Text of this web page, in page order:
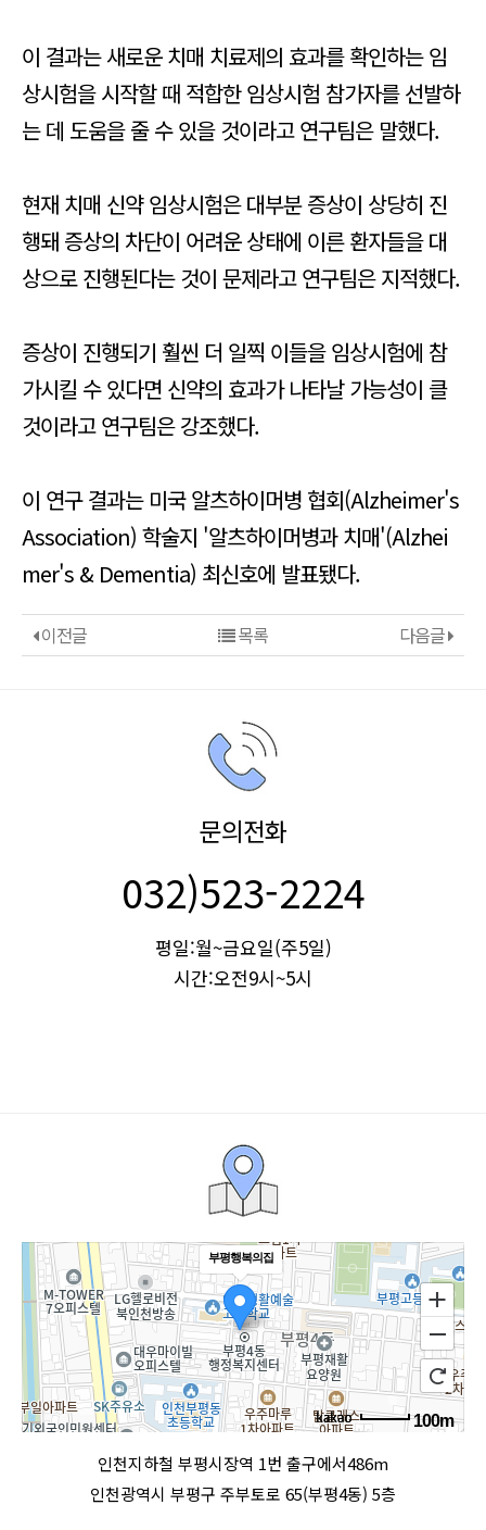
이 결과는 새로운 치매 치료제의 효과를 확인하는 임
상시험을 시작할 때 적합한 임상시험 참가자를 선발하
는 데 도움을 줄 수 있을 것이라고 연구팀은 말했다.
현재 치매 신약 임상시험은 대부분 증상이 상당히 진
행돼 증상의 차단이 어려운 상태에 이른 환자들을 대
상으로 진행된다는 것이 문제라고 연구팀은 지적했다.
증상이 진행되기 훨씬 더 일찍 이들을 임상시험에 참
가시킬 수 있다면 신약의 효과가 나타날 가능성이 클
것이라고 연구팀은 강조했다.
이 연구 결과는 미국 알츠하이머병 협회(Alzheimer's
Association) 학술지 '알츠하이머병과 치매'(Alzhei
mer's & Dementia) 최신호에 발표됐다.
이전글 다음글
목록
문의전화
032)523-2224
평일:월~금요일(주5일)
시간:오전9시~5시
부평행복의집
100m
인천지하철 부평시장역 1번 출구에서486m
인천광역시 부평구 주부토로 65(부평4동) 5층